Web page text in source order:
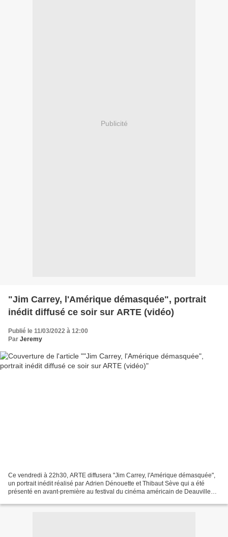
Publicité
"Jim Carrey, l'Amérique démasquée", portrait
inédit diffusé ce soir sur ARTE (vidéo)
Publié le 11/03/2022 à 12:00
Par Jeremy
Ce vendredi à 22h30, ARTE diffusera "Jim Carrey, l'Amérique démasquée",
un portrait inédit réalisé par Adrien Dénouette et Thibaut Sève qui a été
présenté en avant-première au festival du cinéma américain de Deauville